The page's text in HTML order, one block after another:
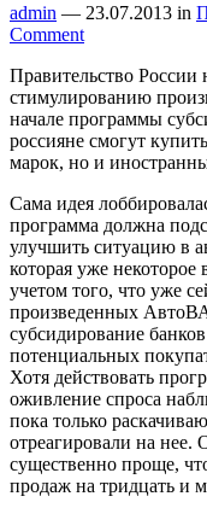
admin — 23.07.2013 in
Comment
Правительство
стимулированию
начале программы
россияне смогут
марок, но и
Сама идея
программа должна
улучшить ситуацию в
которая уже
учетом того, что уже
произведенных
субсидирование
потенциальных
Хотя действовать
оживление спроса
пока только
отреагировали на нее.
существенно проще,
продаж на тридцать и